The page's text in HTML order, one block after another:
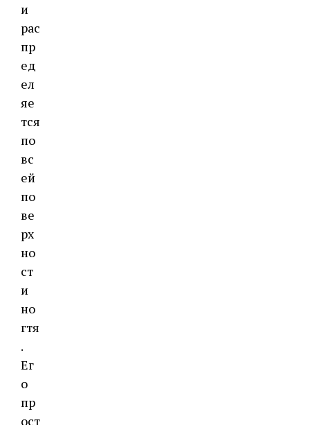
и
рас
пр
ед
ел
яе
тся
по
вс
ей
по
ве
рх
но
ст
и
но
гтя
.
Ег
о
пр
ост